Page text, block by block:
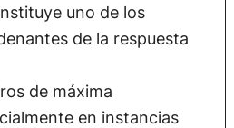
uno de los
de la respuesta
de máxima
en instancias